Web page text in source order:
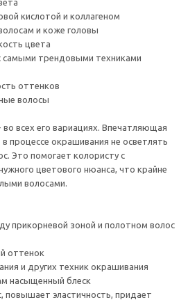
кислотой и коллагеном
и коже головы
цвета
трендовыми техниками
оттенков
волосы
всех его вариациях. Впечатляющая
процессе окрашивания не осветлять
Это помогает колористу с
цветового нюанса, что крайне
волосами.
прикорневой зоной и полотном волос
оттенок
и других техник окрашивания
насыщенный блеск
повышает эластичность, придает